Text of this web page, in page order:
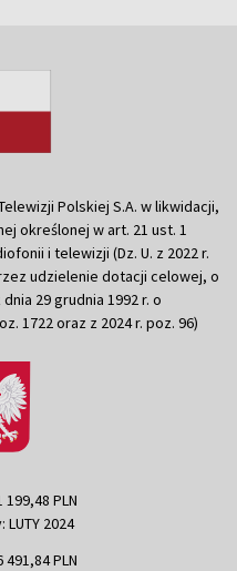
Polskiej S.A. w likwidacji,
określonej w art. 21 ust. 1
i telewizji (Dz. U. z 2022 r.
udzielenie dotacji celowej, o
29 grudnia 1992 r. o
1722 oraz z 2024 r. poz. 96)
PLN
2024
PLN